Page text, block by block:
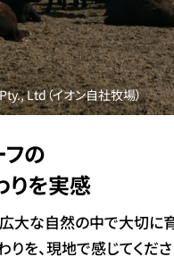
の
りを実感
大な自然の中で大切に
を、現地で感じてくださ
Ltd（イオン自社牧場）